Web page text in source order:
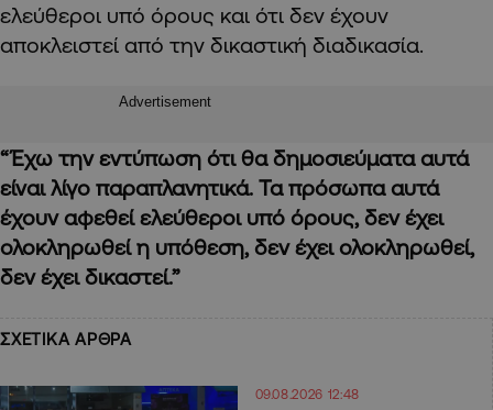
ελεύθεροι υπό όρους και ότι δεν έχουν
αποκλειστεί από την δικαστική διαδικασία.
Advertisement
“Έχω την εντύπωση ότι θα δημοσιεύματα αυτά
είναι λίγο παραπλανητικά. Τα πρόσωπα αυτά
έχουν αφεθεί ελεύθεροι υπό όρους, δεν έχει
ολοκληρωθεί η υπόθεση, δεν έχει ολοκληρωθεί,
δεν έχει δικαστεί.”
ΣΧΕΤΙΚΑ ΑΡΘΡΑ
09.08.2026 12:48